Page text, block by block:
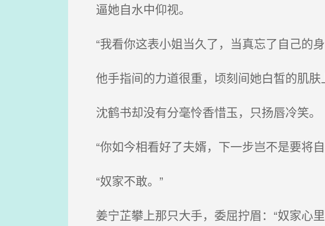
逼她自水中仰视。
“我看你这表小姐当久了，当真忘了自己的
他手指间的力道很重，顷刻间她白皙的肌肤
沈鹤书却没有分毫怜香惜玉，只扬唇冷笑。
“你如今相看好了夫婿，下一步岂不是要将
“奴家不敢。”
姜宁芷攀上那只大手，委屈拧眉：“奴家心